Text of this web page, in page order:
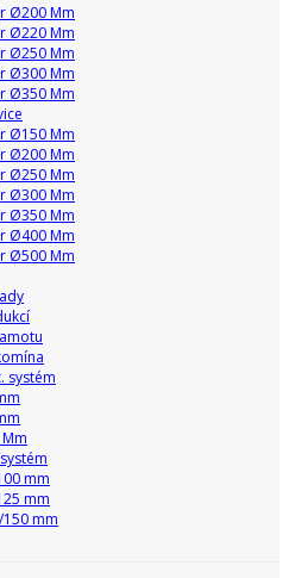
Ø200 Mm
Ø220 Mm
Ø250 Mm
Ø300 Mm
Ø350 Mm
Ø150 Mm
Ø200 Mm
Ø250 Mm
Ø300 Mm
Ø350 Mm
Ø400 Mm
Ø500 Mm
systém
mm
mm
mm